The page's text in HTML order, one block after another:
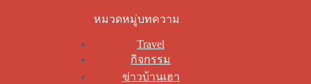
หมวดหมู่บทความ
Travel
กิจกรรม
ข่าวบ้านเฮา